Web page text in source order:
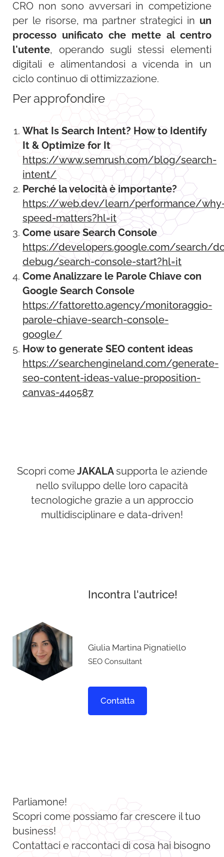
CRO non sono avversari in competizione
per le risorse, ma partner strategici in un
processo unificato che mette al centro
l'utente, operando sugli stessi elementi
digitali e alimentandosi a vicenda in un
ciclo continuo di ottimizzazione.
Per approfondire
What Is Search Intent? How to Identify
It & Optimize for It
https://www.semrush.com/blog/search-
intent/
Perché la velocità è importante?
https://web.dev/learn/performance/
speed-matters?hl=it
Come usare Search Console
https://developers.google.com/search/
debug/search-console-start?hl=it
Come Analizzare le Parole Chiave con
Google Search Console
https://fattoretto.agency/monitoraggio-
parole-chiave-search-console-
google/
How to generate SEO content ideas
https://searchengineland.com/generate-
seo-content-ideas-value-proposition-
canvas-440587
Scopri comeJAKALAsupporta le aziende
nello sviluppo delle loro capacità
tecnologiche grazie a un approccio
multidisciplinare e data-driven!
Incontra l'autrice!
Giulia Martina Pignatiello
SEO Consultant
Contatta
Parliamone!
Scopri come possiamo far crescere il tuo
business!
Contattaci e raccontaci di cosa hai bisogno